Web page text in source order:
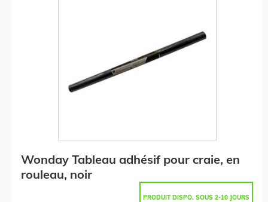
Wonday Tableau adhésif pour craie, en
rouleau, noir
PRODUIT DISPO. SOUS 2-10 JOURS